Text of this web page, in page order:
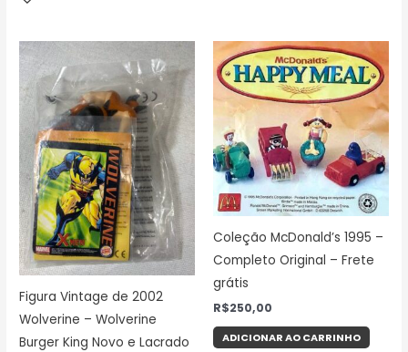
Figura Vintage de 2002
Wolverine – Wolverine
Burger King Novo e Lacrado
Coleção McDonald’s 1995 –
Completo Original – Frete
grátis
R$250,00
ADICIONAR AO CARRINHO